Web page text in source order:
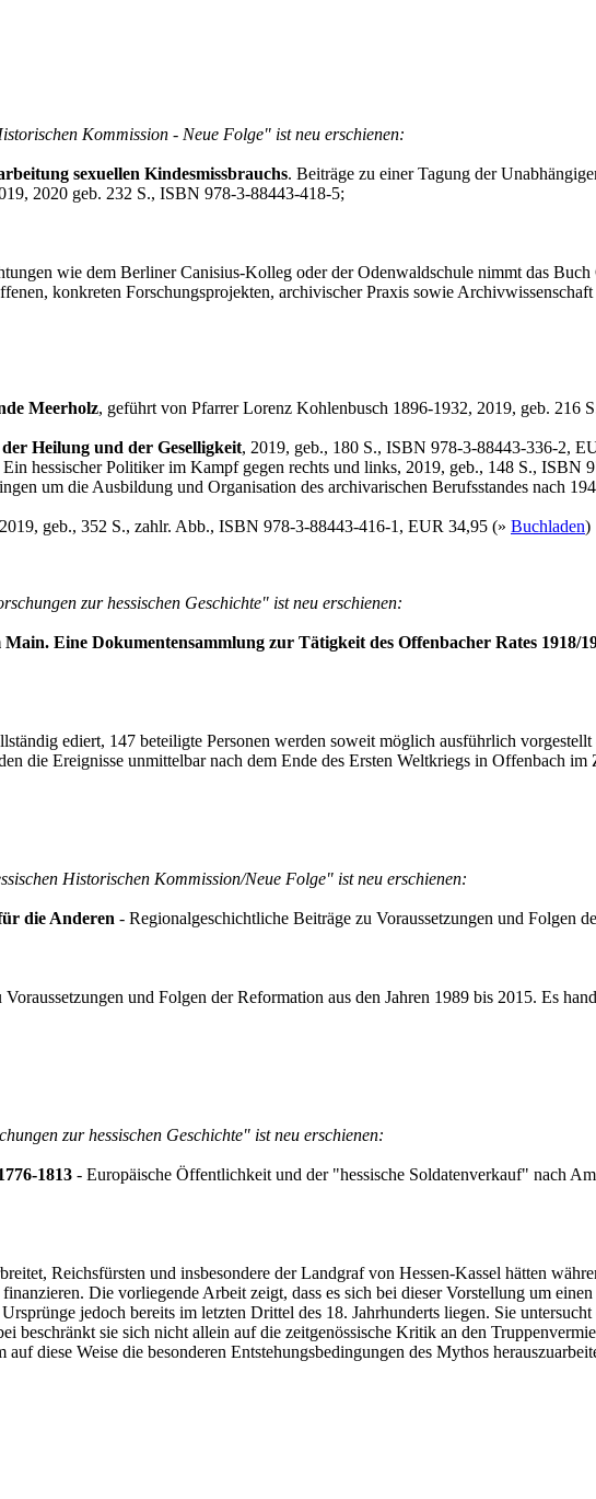
Kommission - Neue Folge" ist neu erschienen:
sexuellen Kindesmissbrauchs. Beiträge zu einer Tagung der
2020 geb. 232 S., ISBN 978-3-88443-418-5;
wie dem Berliner Canisius-Kolleg oder der Odenwaldschule nimmt das
konkreten Forschungsprojekten, archivischer Praxis sowie
Meerholz, geführt von Pfarrer Lorenz Kohlenbusch 1896-1932, 2019, geb. 216
Heilung und der Geselligkeit, 2019, geb., 180 S., ISBN 978-3-88443-336-2,
Ein hessischer Politiker im Kampf gegen rechts und links, 2019, geb., 148 S., ISBN
um die Ausbildung und Organisation des archivarischen Berufsstandes nach
geb., 352 S., zahlr. Abb., ISBN 978-3-88443-416-1, EUR 34,95 (» Buchladen)
zur hessischen Geschichte" ist neu erschienen:
Eine Dokumentensammlung zur Tätigkeit des Offenbacher Rates 1918/
ediert, 147 beteiligte Personen werden soweit möglich ausführlich
die Ereignisse unmittelbar nach dem Ende des Ersten Weltkriegs in Offenbach im
Historischen Kommission/Neue Folge" ist neu erschienen:
die Anderen - Regionalgeschichtliche Beiträge zu Voraussetzungen und Folgen
und Folgen der Reformation aus den Jahren 1989 bis 2015. Es
zur hessischen Geschichte" ist neu erschienen:
1813 - Europäische Öffentlichkeit und der "hessische Soldatenverkauf" nach
Reichsfürsten und insbesondere der Landgraf von Hessen-Kassel hätten
Die vorliegende Arbeit zeigt, dass es sich bei dieser Vorstellung um
jedoch bereits im letzten Drittel des 18. Jahrhunderts liegen. Sie
beschränkt sie sich nicht allein auf die zeitgenössische Kritik an den
diese Weise die besonderen Entstehungsbedingungen des Mythos